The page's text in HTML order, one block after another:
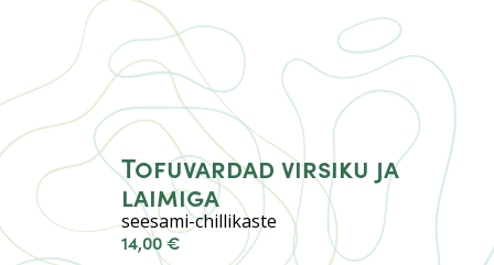
Tofuvardad virsiku ja
laimiga
seesami-chillikaste
14,00 €